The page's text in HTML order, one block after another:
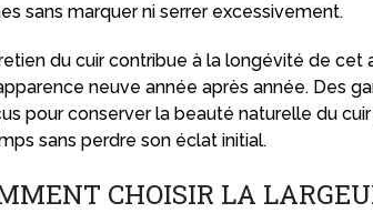
sans marquer ni serrer excessivement.
du cuir contribue à la longévité de
neuve année après année. Des
pour conserver la beauté naturelle du
sans perdre son éclat initial.
CHOISIR LA